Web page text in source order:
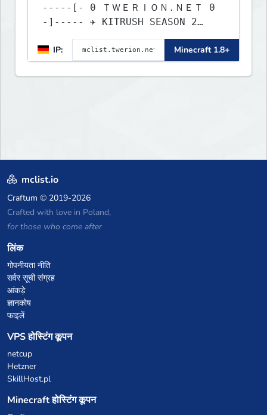
-----[- 0 ＴＷＥＲＩＯＮ.ＮＥＴ 0
-]----- ✈ KITRUSH SEASON 2
RELEASE ✈ 1d, 16h, 42m
IP:
Minecraft 1.8+
mclist.io
Craftum © 2019-2026
Crafted with love in Poland,
for those who come after
लिंक
गोपनीयता नीति
सर्वर सूची संग्रह
आंकड़े
ज्ञानकोष
फाइलें
VPS होस्टिंग कूपन
netcup
Hetzner
SkillHost.pl
Minecraft होस्टिंग कूपन